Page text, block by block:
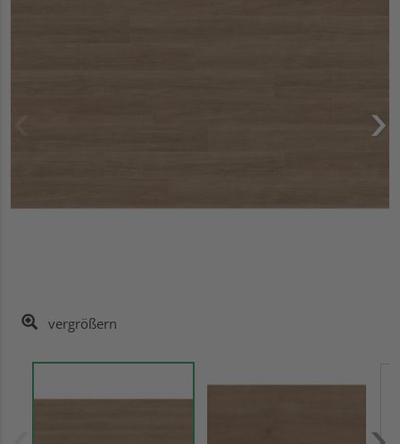
vergrößern